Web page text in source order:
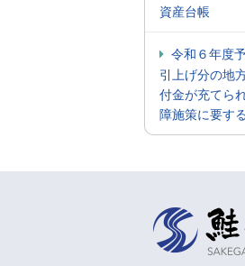
資産台帳
令和６年度
引上げ分の地
付金が充てら
障施策に要す